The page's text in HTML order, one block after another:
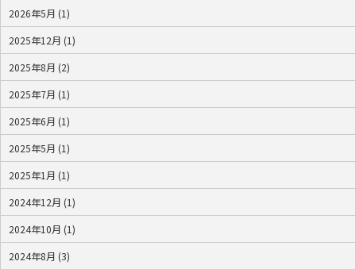
2026年5月 (1)
2025年12月 (1)
2025年8月 (2)
2025年7月 (1)
2025年6月 (1)
2025年5月 (1)
2025年1月 (1)
2024年12月 (1)
2024年10月 (1)
2024年8月 (3)